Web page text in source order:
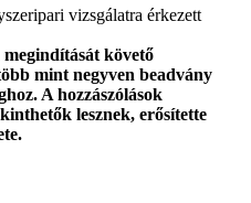
vizsgálatra érkezett
követő
mint negyven beadvány
A hozzászólások
lesznek, erősítette